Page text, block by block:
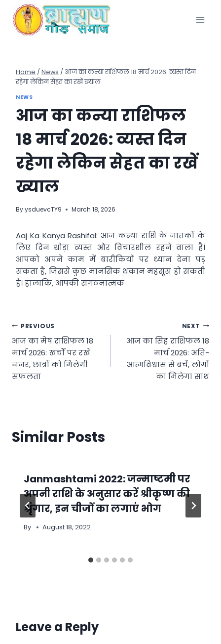
content
Home / News / आज का कन्या राशिफल 18 मार्च 2026: व्यस्त दिन
रहेगा लेकिन सेहत का रखें ख्याल
NEWS
आज का कन्या राशिफल
18 मार्च 2026: व्यस्त दिन
रहेगा लेकिन सेहत का रखें
ख्याल
ByysduevcTY9 March 18, 2026
Aaj Ka Kanya Rashifal: आज कन्या राशि के जातकों के
लिए दिन थोड़ा व्यस्त और विचारशील रहने वाला है।
आपको अपने काम में बारीकियों पर ध्यान देना पड़
सकता है, जिससे कुछ मानसिक थकान महसूस हो सकती
है। हालांकि, आपकी संगठनात्मक
Post
navigation
PREVIOUS
आज का मेष राशिफल 18
मार्च 2026: खर्चों पर रखें
नजर, छात्रों को मिलेगी
सफलता
NEXT
आज का सिंह राशिफल 18
मार्च 2026: अति-
आत्मविश्वास से बचें, लोगों
का मिलेगा साथ
Similar Posts
Janmashtami 2022: जन्माष्टमी पर
अपनी राशि के अनुसार करें श्रीकृष्ण की
श्रृंगार, इन चीजों का लगाएं भोग
By August 18, 2022
Leave a Reply